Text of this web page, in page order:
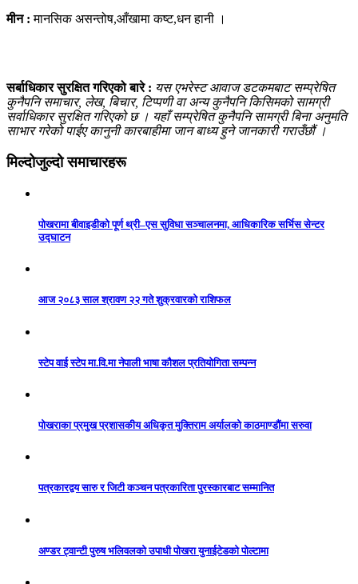
मीन :मानसिक असन्तोष,आँखामा कष्ट,धन हानी ।
सर्बाधिकार सुरक्षित गरिएको बारे : यस एभरेस्ट आवाज डटकमबाट सम्प्रेषित
कुनैपनि समाचार, लेख, बिचार, टिप्पणी वा अन्य कुनैपनि किसिमको सामग्री
सर्वाधिकार सुरक्षित गरिएको छ । यहाँ सम्प्रेषित कुनैपनि सामग्री बिना अनुमति
साभार गरेको पाईए कानुनी कारबाहीमा जान बाध्य हुने जानकारी गराउँछौं ।
मिल्दोजुल्दो समाचारहरू
पोखरामा बीवाइडीको पूर्ण थ्री–एस सुविधा सञ्चालनमा, आधिकारिक सर्भिस सेन्टर
उद्घाटन
आज २०८३ साल श्रावण २२ गते शुक्रवारको राशिफल
स्टेप वाई स्टेप मा.वि.मा नेपाली भाषा कौशल प्रतियोगिता सम्पन्न
पोखराका प्रमुख प्रशासकीय अधिकृत मुक्तिराम अर्यालको काठमाण्डौंमा सरुवा
पत्रकारद्वय सारु र जिटी कञ्चन पत्रकारिता पुरस्कारबाट सम्मानित
अण्डर ट्वान्टी पुरुष भलिवलको उपाधी पोखरा युनाईटेडको पोल्टामा